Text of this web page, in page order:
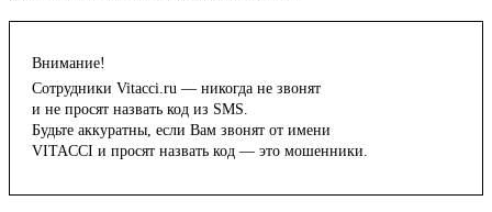
Внимание!
Сотрудники Vitacci.ru — никогда не звонят
и не просят назвать код из SMS.
Будьте аккуратны, если Вам звонят от имени
VITACCI и просят назвать код — это мошенники.